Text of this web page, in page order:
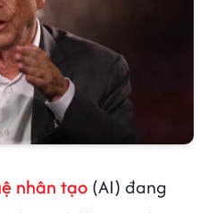
nhân tạo (AI) đang